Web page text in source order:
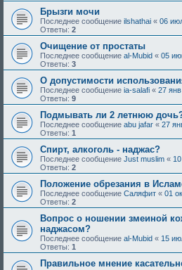
Брызги мочи
Последнее сообщение ilshathai « 06
Ответы: 2
Очищение от простаты
Последнее сообщение al-Mubid « 05
Ответы: 3
О допустимости
Последнее сообщение ia-salafi « 27
Ответы: 9
Подмывать ли 2 летнюю
Последнее сообщение abu jafar « 27
Ответы: 1
Спирт, алкоголь - наджас?
Последнее сообщение Just muslim «
Ответы: 2
Положение обрезания в
Последнее сообщение Саляфит « 01
Ответы: 2
Вопрос о ношении змеиной
наджасом?
Последнее сообщение al-Mubid « 15
Ответы: 1
Правильное мнение